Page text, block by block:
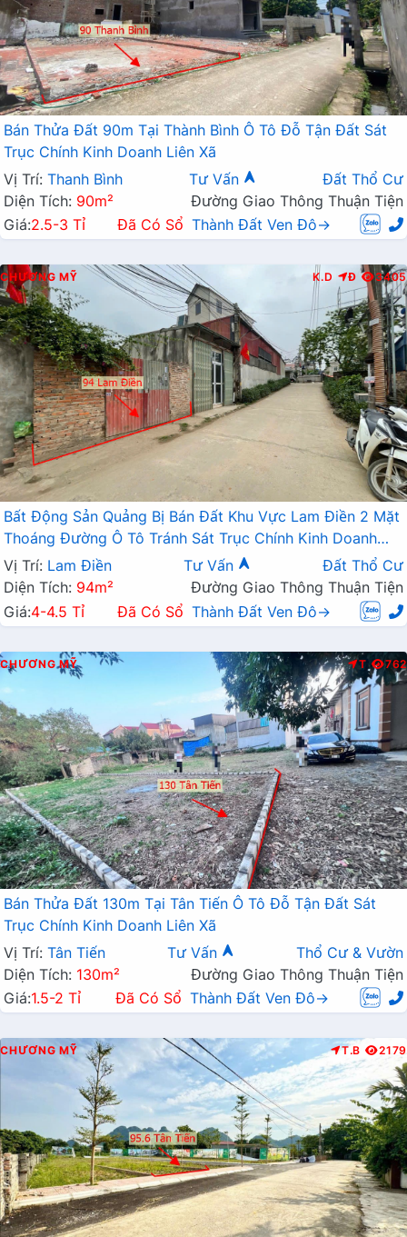
Bán Thửa Đất 90m Tại Thành Bình Ô Tô Đỗ Tận Đất Sát
Trục Chính Kinh Doanh Liên Xã
Vị Trí: Thanh Bình Tư Vấn
Đất Thổ Cư
Diện Tích: 90m²
Đường Giao Thông Thuận Tiện
Giá:2.5-3 Tỉ Đã Có Sổ Thành Đất Ven Đô→
CHƯƠNG MỸ K.D Đ 3405
Bất Động Sản Quảng Bị Bán Đất Khu Vực Lam Điền 2 Mặt
Thoáng Đường Ô Tô Tránh Sát Trục Chính Kinh Doanh
Liên Xã
Vị Trí: Lam Điền Tư Vấn
Đất Thổ Cư
Diện Tích: 94m²
Đường Giao Thông Thuận Tiện
Giá:4-4.5 Tỉ Đã Có Sổ Thành Đất Ven Đô→
CHƯƠNG MỸ T 762
Bán Thửa Đất 130m Tại Tân Tiến Ô Tô Đỗ Tận Đất Sát
Trục Chính Kinh Doanh Liên Xã
Vị Trí: Tân Tiến Tư Vấn
Thổ Cư & Vườn
Diện Tích: 130m²
Đường Giao Thông Thuận Tiện
Giá:1.5-2 Tỉ Đã Có Sổ Thành Đất Ven Đô→
CHƯƠNG MỸ T.B 2179